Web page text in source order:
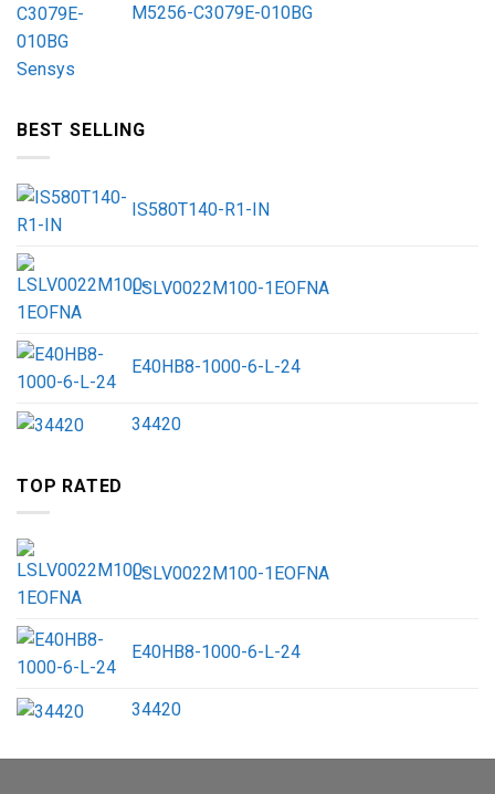
M5256-C3079E-010BG
BEST SELLING
IS580T140-R1-IN
LSLV0022M100-1EOFNA
E40HB8-1000-6-L-24
34420
TOP RATED
LSLV0022M100-1EOFNA
E40HB8-1000-6-L-24
34420